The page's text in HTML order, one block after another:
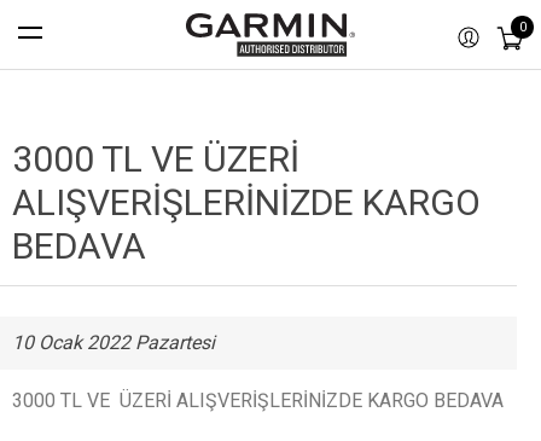
0
3000 TL VE ÜZERİ
ALIŞVERİŞLERİNİZDE KARGO
BEDAVA
10 Ocak 2022 Pazartesi
3000 TL VE ÜZERİ ALIŞVERİŞLERİNİZDE KARGO BEDAVA